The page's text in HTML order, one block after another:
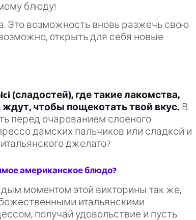
блюду!
Это возможность вновь разжечь свою
открыть для себя новые
(сладостей), где такие лакомства,
чтобы пощекотать твой вкус. В
перед очарованием слоеного
дамских пальчиков или сладкой и
джелато?
американское блюдо?
моментом этой викторины так же,
итальянскими
получай удовольствие и пусть